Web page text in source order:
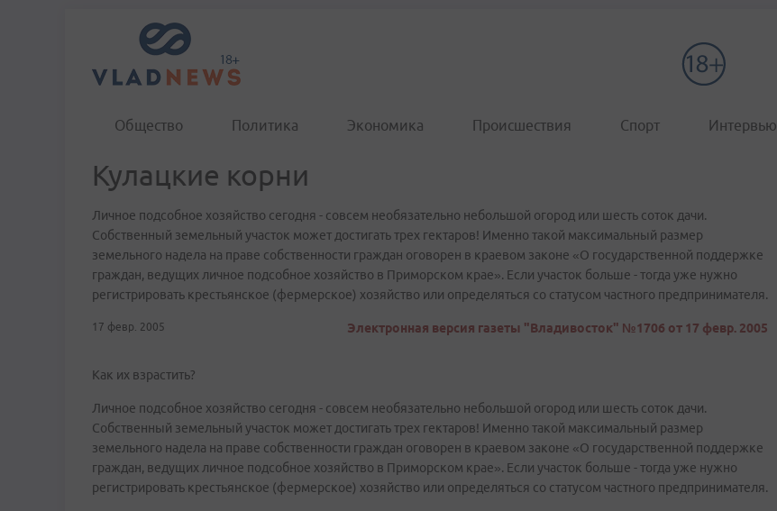
Общество Политика Экономика Происшествия Спорт Интервью
Кулацкие корни
Личное подсобное хозяйство сегодня - совсем необязательно небольшой огород или шесть соток дачи.
Собственный земельный участок может достигать трех гектаров! Именно такой максимальный размер
земельного надела на праве собственности граждан оговорен в краевом законе «О государственной поддержке
граждан, ведущих личное подсобное хозяйство в Приморском крае». Если участок больше - тогда уже нужно
регистрировать крестьянское (фермерское) хозяйство или определяться со статусом частного предпринимателя.
17 февр. 2005 Электронная версия газеты "Владивосток" №1706 от 17 февр. 2005
Как их взрастить?
Личное подсобное хозяйство сегодня - совсем необязательно небольшой огород или шесть соток дачи.
Собственный земельный участок может достигать трех гектаров! Именно такой максимальный размер
земельного надела на праве собственности граждан оговорен в краевом законе «О государственной поддержке
граждан, ведущих личное подсобное хозяйство в Приморском крае». Если участок больше - тогда уже нужно
регистрировать крестьянское (фермерское) хозяйство или определяться со статусом частного предпринимателя.